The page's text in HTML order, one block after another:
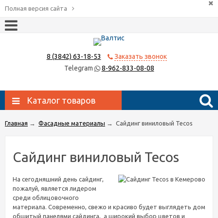
Полная версия сайта
8 (3842) 63-18-53
Заказать звонок
Telegram
8-962-833-08-08
Каталог товаров
Главная → Фасадные материалы → Сайдинг виниловый Tecos
Сайдинг виниловый Tecos
На сегодняшний день сайдинг,
пожалуй, является лидером
среди облицовочного
материала. Современно, свежо и красиво будет выглядеть дом
обшитый панелями сайдинга, а широкий выбор цветов и